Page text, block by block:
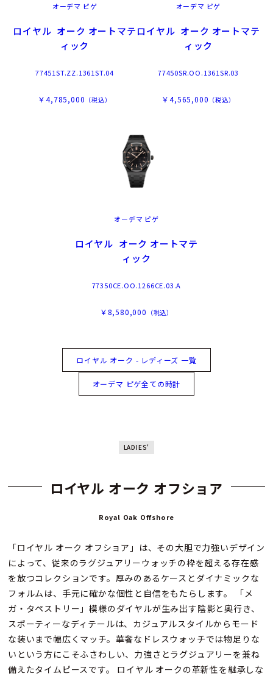
オーデマ ピゲ
ロイヤル オーク オートマテ
ィック
77451ST.ZZ.1361ST.04
￥4,785,000 （税込）
オーデマ ピゲ
ロイヤル オーク オートマテ
ィック
77450SR.OO.1361SR.03
￥4,565,000 （税込）
オーデマ ピゲ
ロイヤル オーク オートマテ
ィック
77350CE.OO.1266CE.03.A
￥8,580,000 （税込）
ロイヤル オーク - レディーズ 一覧
オーデマ ピゲ全ての時計
LADIES'
ロイヤル オーク オフショア
Royal Oak Offshore
「ロイヤル オーク オフショア」は、その大胆で力強いデザイン
によって、従来のラグジュアリーウォッチの枠を超える存在感
を放つコレクションです。厚みのあるケースとダイナミックな
フォルムは、手元に確かな個性と自信をもたらします。 「メ
ガ・タペストリー」模様のダイヤルが生み出す陰影と奥行き、
スポーティーなディテールは、カジュアルスタイルからモード
な装いまで幅広くマッチ。華奢なドレスウォッチでは物足りな
いという方にこそふさわしい、力強さとラグジュアリーを兼ね
備えたタイムピースです。 ロイヤル オークの革新性を継承しな